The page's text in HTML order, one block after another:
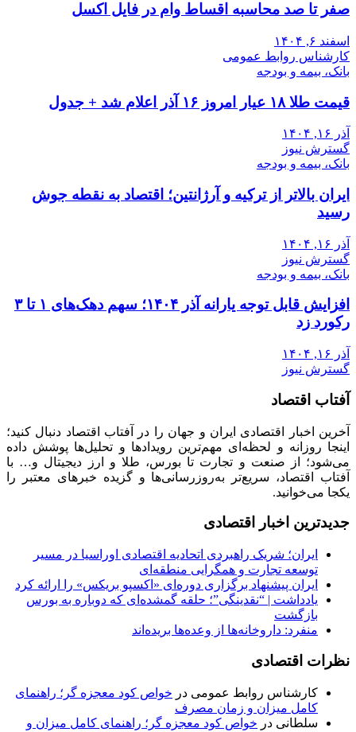
صفر تا صد محاسبه اقساط وام در فایل اکسل
اسفند ۶, ۱۴۰۴
کارشناس روابط عمومی
بانک، بیمه و بودجه
قیمت طلا ۱۸ عیار امروز ۱۶ آذر اعلام شد + جدول
آذر ۱۶, ۱۴۰۴
گسترش نیوز
بانک، بیمه و بودجه
ایران بالاتر از ترکیه و آرژانتین؛ اقتصاد به نقطه جوش
رسید
آذر ۱۶, ۱۴۰۴
گسترش نیوز
بانک، بیمه و بودجه
افزایش قابل توجه یارانه آذر ۱۴۰۴؛ سهم دهک‌های ۱ تا ۳
رکورد زد
آذر ۱۶, ۱۴۰۴
گسترش نیوز
آفتاب اقتصاد
آخرین اخبار اقتصادی ایران و جهان را در آفتاب اقتصاد دنبال کنید؛
اینجا روزانه و لحظه‌ای مهم‌ترین رویدادها و تحلیل‌ها پوشش داده
می‌شود؛ از صنعت و تجارت تا بورس، طلا و ارز دیجیتال و… با
آفتاب اقتصاد، سریع‌تر به‌روزرسانی‌ها و گزیده خبرهای معتبر را
یکجا می‌خوانید.
جدیدترین اخبار اقتصادی
ایران؛ شریک راهبردی اتحادیه اقتصادی اوراسیا در مسیر
توسعه تجارت و همگرایی منطقه‌ای
ایران پیشنهاد برگزاری دوره‌ای «اکسپو بریکس» را ارائه کرد
یادداشت | “نقدینگی”؛ حلقه گمشده‌ای که دوباره به بورس
بازگشت
منفرد: داروخانه‌ها از وعده‌ها بریده‌اند
نظرات اقتصادی
کارشناس روابط عمومی در خواص کود معجزه گر؛ راهنمای
کامل میزان و زمان مصرف
سلطانی در خواص کود معجزه گر؛ راهنمای کامل میزان و